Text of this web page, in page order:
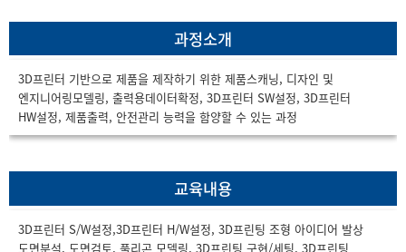
과정소개
3D프린터 기반으로 제품을 제작하기 위한 제품스캐닝, 디자인 및
엔지니어링모델링, 출력용데이터확정, 3D프린터 SW설정, 3D프린터
HW설정, 제품출력, 안전관리 능력을 함양할 수 있는 과정
교육내용
3D프린터 S/W설정,3D프린터 H/W설정, 3D프린팅 조형 아이디어 발상
도면분석, 도면검토, 풀리곤 모델링, 3D프린팅 구현/세팅, 3D프린팅